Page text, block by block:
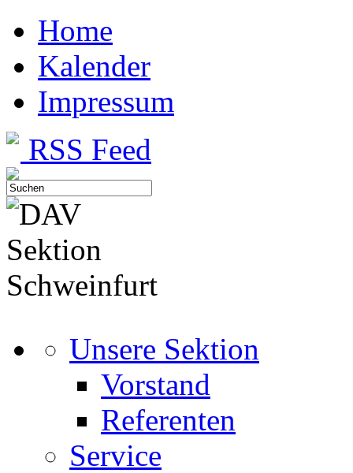
Home
Kalender
Impressum
RSS Feed
Unsere Sektion
Vorstand
Referenten
Service